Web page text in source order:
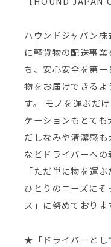
ハウンドジャパン
に軽貨物の配送事
ち、安心安全を第
物をお届けできる
す。 モノを運ぶだ
ケーションもとて
だしなみや清潔感
などドライバーへの
「ただ単に物を運
ひとりのニーズに
ス」に努めておりま
★「ドライバーとし